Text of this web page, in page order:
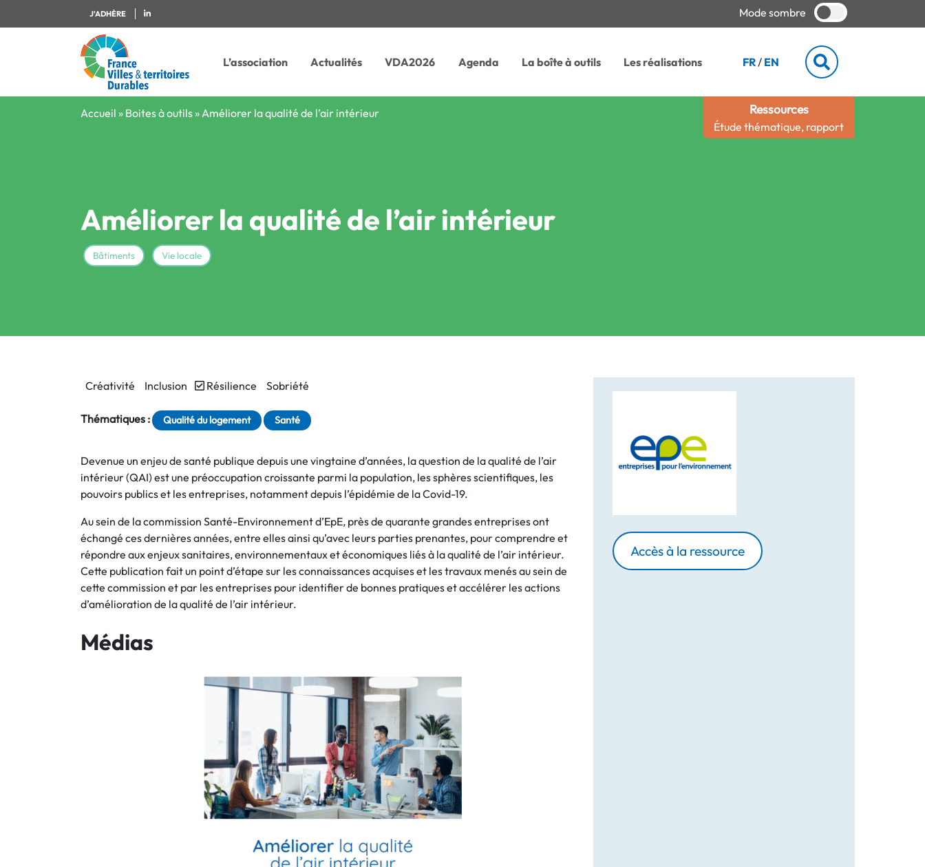
J'ADHÈRE Mode sombre
L’association Actualités VDA2026 Agenda La boîte à outils Les réalisations FR / EN
Ressources
Étude thématique, rapport
Accueil » Boites à outils »Améliorer la qualité de l’air intérieur
Améliorer la qualité de l’air intérieur
Bâtiments Vie locale
Créativité Inclusion Résilience Sobriété
Thématiques : Qualité du logement Santé
Devenue un enjeu de santé publique depuis une vingtaine d’années, la question de la qualité de l’air
intérieur (QAI) est une préoccupation croissante parmi la population, les sphères scientifiques, les
pouvoirs publics et les entreprises, notamment depuis l’épidémie de la Covid-19.
Au sein de la commission Santé-Environnement d’EpE, près de quarante grandes entreprises ont
échangé ces dernières années, entre elles ainsi qu’avec leurs parties prenantes, pour comprendre et
répondre aux enjeux sanitaires, environnementaux et économiques liés à la qualité de l’air intérieur.
Cette publication fait un point d’étape sur les connaissances acquises et les travaux menés au sein de
cette commission et par les entreprises pour identifier de bonnes pratiques et accélérer les actions
d’amélioration de la qualité de l’air intérieur.
Médias
Accès à la ressource